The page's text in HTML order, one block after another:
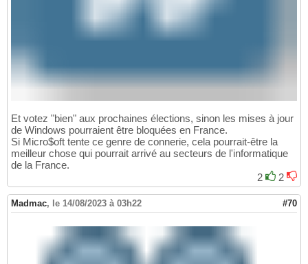
Et votez "bien" aux prochaines élections, sinon les mises à jour
de Windows pourraient être bloquées en France.
Si Micro$oft tente ce genre de connerie, cela pourrait-être la
meilleur chose qui pourrait arrivé au secteurs de l'informatique
de la France.
2
2
Madmac, le 14/08/2023 à 03h22 #70